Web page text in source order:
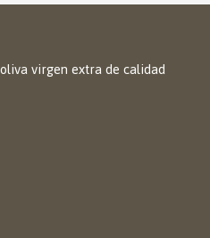
virgen extra de calidad